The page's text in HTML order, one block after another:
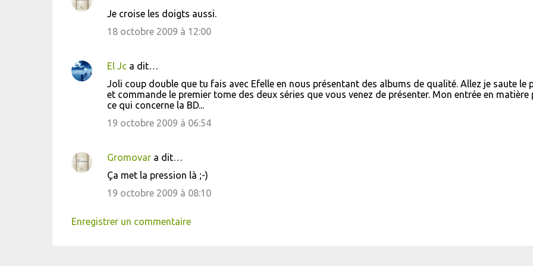
Je croise les doigts aussi.
18 octobre 2009 à 12:00
El Jca dit…
Joli coup double que tu fais avec Efelle en nous présentant des albums de qualité. Allez je saute le
et commande le premier tome des deux séries que vous venez de présenter. Mon entrée en matière
ce qui concerne la BD...
19 octobre 2009 à 06:54
Gromovara dit…
Ça met la pression là ;-)
19 octobre 2009 à 08:10
Enregistrer un commentaire